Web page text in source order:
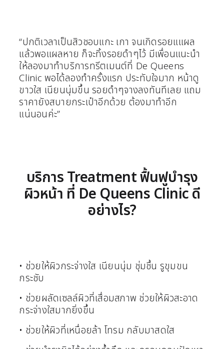
“ปกติเวลาเป็นสิวชอบแกะ เกา จนเกิดรอยแแผล
แล้วพอแผลหาย ก็จะทิ้งรอยดำๆไว้ มีเพื่อนแนะนำ
ให้ลองมาทำบริการทรีตเมนต์ที่ De Queens
Clinic พอได้ลองทำครั้งแรก ประทับใจมาก หน้าดู
ขาวใส เนียนนุ่มขึ้น รอยดำๆจางลงทันทีเลย แถม
ราคายังสบายกระเป๋าอีกด้วย ต้องมาทำอีก
แน่นอนค่ะ”
บริการ Treatment ฟื้นฟูบำรุง
ผิวหน้า ที่ De Queens Clinic ดี
อย่างไร?
• ช่วยให้ผิวกระจ่างใส เนียนนุ่ม ชุ่มชื้น รูขุมขน
กระชับ
• ช่วยผลัดเซลล์ผิวที่เสื่อมสภาพ ช่วยให้ผิวสะอาด
กระจ่างใสมากยิ่งขึ้น
• ช่วยให้ผิวที่เหนื่อยล้า โทรม กลับมาสดใส